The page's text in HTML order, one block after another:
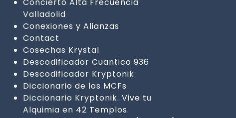
Valladolid
Conexiones y Alianzas
Contact
Cosechas Krystal
Descodificador Cuantico 936
Descodificador Kryptonik
Diccionario de los MCFs
Diccionario Kryptonik. Vive tu
Alquimia en 42 Templos.